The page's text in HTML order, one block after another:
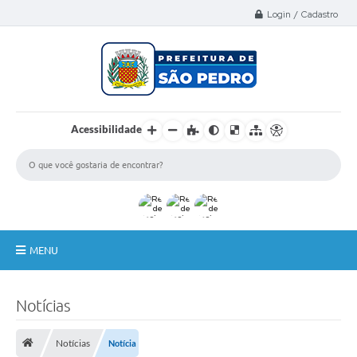
Login / Cadastro
Acessibilidade
MENU
Secretarias
Notícias
Notícias Notícia